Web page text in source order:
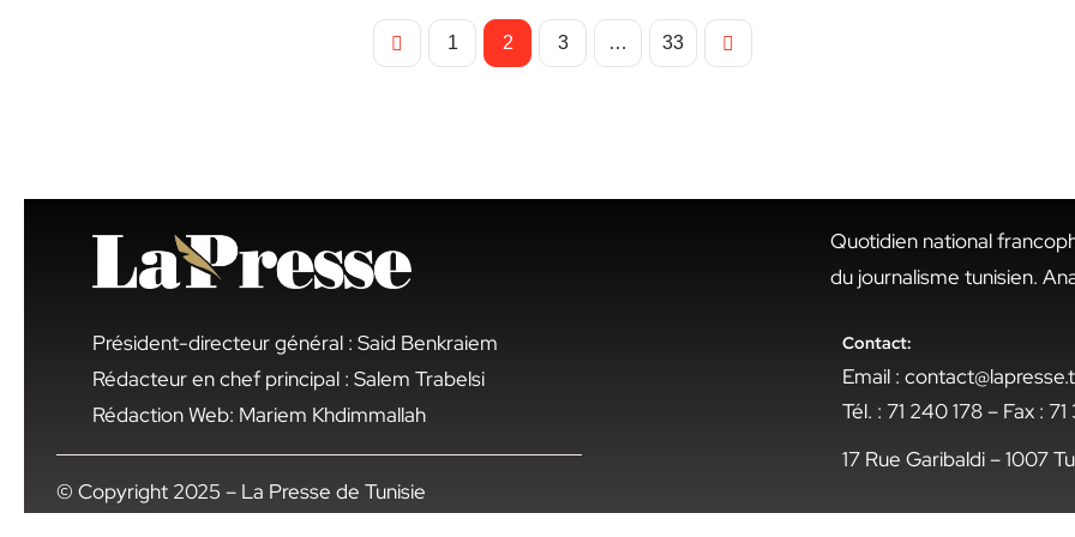
1 2 3 … 33
Président-directeur général : Said Benkraiem
Rédacteur en chef principal : Salem Trabelsi
Rédaction Web: Mariem Khdimmallah
© Copyright 2025 – La Presse de Tunisie
Quotidien national
du journalisme tunisien.
Contact:
Email :
Tél. : 71 240 178 – Fax :
17 Rue Garibaldi – 1007